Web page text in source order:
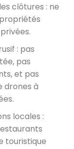
clôtures : ne
: pas
pas
et pas
drones à
locales :
touristique